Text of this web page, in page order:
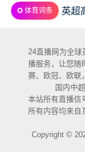
✪ 体育词条 英超
24直播网为全
播服务，让您随
赛、欧冠、欧联
国内中
本站所有直播信
所有内容均来自
Copyright ©